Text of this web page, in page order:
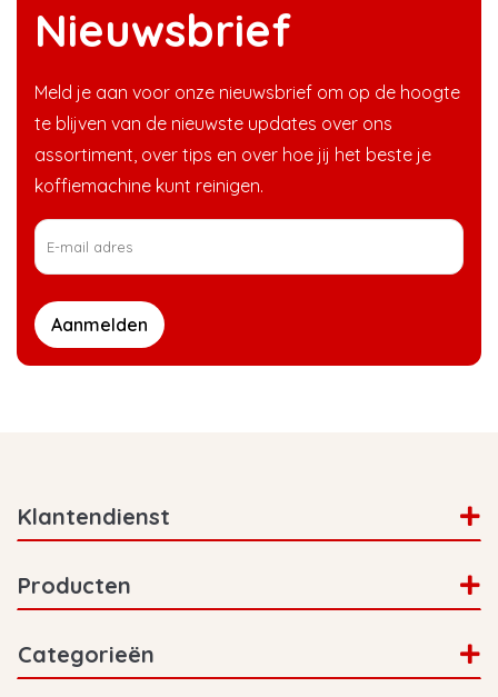
Nieuwsbrief
Meld je aan voor onze nieuwsbrief om op de hoogte
te blijven van de nieuwste updates over ons
assortiment, over tips en over hoe jij het beste je
koffiemachine kunt reinigen.
Aanmelden
Klantendienst
Producten
Categorieën